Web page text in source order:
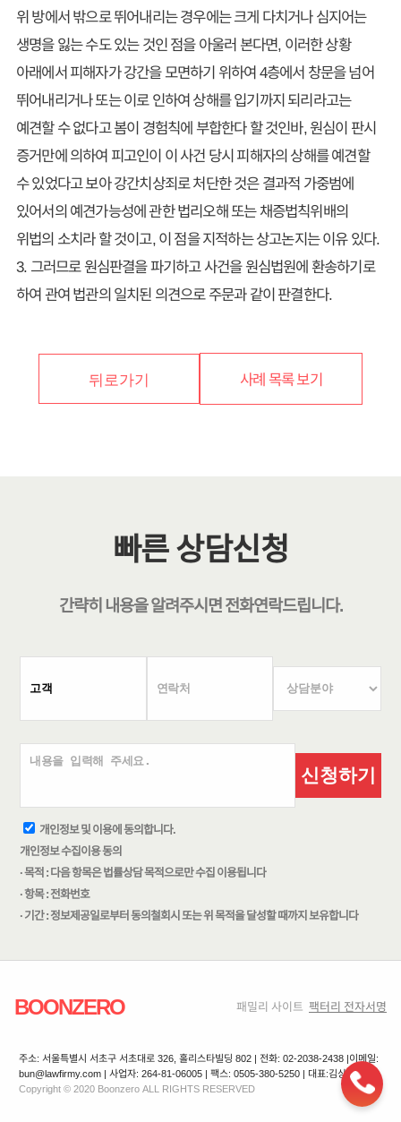
위 방에서 밖으로 뛰어내리는 경우에는 크게 다치거나 심지어는
생명을 잃는 수도 있는 것인 점을 아울러 본다면, 이러한 상황
아래에서 피해자가 강간을 모면하기 위하여 4층에서 창문을 넘어
뛰어내리거나 또는 이로 인하여 상해를 입기까지 되리라고는
예견할 수 없다고 봄이 경험칙에 부합한다 할 것인바, 원심이 판시
증거만에 의하여 피고인이 이 사건 당시 피해자의 상해를 예견할
수 있었다고 보아 강간치상죄로 처단한 것은 결과적 가중범에
있어서의 예견가능성에 관한 법리오해 또는 채증법칙위배의
위법의 소치라 할 것이고, 이 점을 지적하는 상고논지는 이유 있다.
3. 그러므로 원심판결을 파기하고 사건을 원심법원에 환송하기로
하여 관여 법관의 일치된 의견으로 주문과 같이 판결한다.
뒤로가기 사례 목록 보기
빠른 상담신청
간략히 내용을 알려주시면전화연락드립니다.
신청하기
개인정보 및 이용에 동의합니다.
개인정보 수집이용 동의
· 목적 : 다음 항목은 법률상담 목적으로만 수집 이용됩니다
· 항목 : 전화번호
· 기간 : 정보제공일로부터 동의철회시 또는 위 목적을 달성할 때까지 보유합니다
BOONZERO 패밀리 사이트 팩터리 전자서명
주소: 서울특별시 서초구 서초대로 326, 홀리스타빌딩 802 | 전화: 02-2038-2438 |이메일:
bun@lawfirmy.com | 사업자: 264-81-06005 | 팩스: 0505-380-5250 | 대표:김상겸
Copyright © 2020 Boonzero ALL RIGHTS RESERVED